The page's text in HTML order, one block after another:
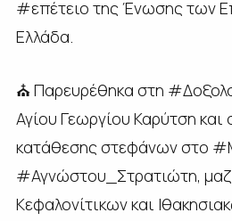
#επέτειο της Ένωσης των
Ελλάδα.
⛪ Παρευρέθηκα στη
Αγίου Γεωργίου Καρύτση και
κατάθεσης στεφάνων στο
#Αγνώστου_Στρατιώτη,
Κεφαλονίτικων και